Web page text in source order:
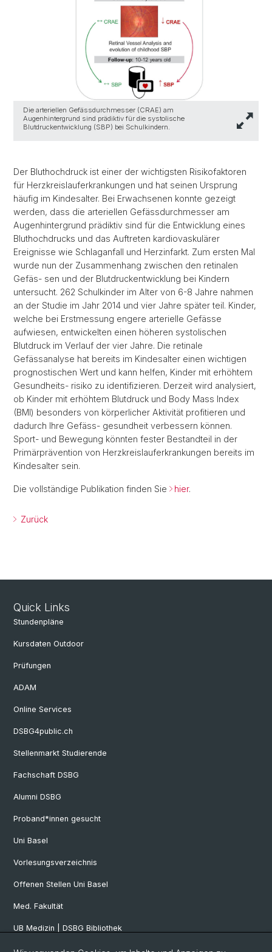
Die arteriellen Gefässdurchmesser (CRAE) am
Augenhintergrund sind prädiktiv für die systolische
Blutdruckentwicklung (SBP) bei Schulkindern.
Der Bluthochdruck ist einer der wichtigsten Risikofaktoren
für Herzkreislauferkrankungen und hat seinen Ursprung
häufig im Kindesalter. Bei Erwachsenen konnte gezeigt
werden, dass die arteriellen Gefässdurchmesser am
Augenhintergrund prädiktiv sind für die Entwicklung eines
Bluthochdrucks und das Auftreten kardiovaskulärer
Ereignisse wie Schlaganfall und Herzinfarkt. Zum ersten Mal
wurde nun der Zusammenhang zwischen den retinalen
Gefäs- sen und der Blutdruckentwicklung bei Kindern
untersucht. 262 Schulkinder im Alter von 6-8 Jahre nahmen
an der Studie im Jahr 2014 und vier Jahre später teil. Kinder,
welche bei Erstmessung engere arterielle Gefässe
aufwiesen, entwickelten einen höheren systolischen
Blutdruck im Verlauf der vier Jahre. Die retinale
Gefässanalyse hat bereits im Kindesalter einen wichtigen
prognostischen Wert und kann helfen, Kinder mit erhöhtem
Gesundheits- risiko zu identifizieren. Derzeit wird analysiert,
ob Kinder mit erhöhtem Blutdruck und Body Mass Index
(BMI) besonders von körperlicher Aktivität profitieren und
dadurch Ihre Gefäss- gesundheit verbessern können.
Sport- und Bewegung könnten fester Bestandteil in der
Primärprävention von Herzkreislauferkrankungen bereits im
Kindesalter sein.
Die vollständige Publikation finden Sie hier.
Zurück
Quick Links
Stundenpläne
Kursdaten Outdoor
Prüfungen
ADAM
Online Services
DSBG4public.ch
Stellenmarkt Studierende
Fachschaft DSBG
Alumni DSBG
Proband*innen gesucht
Uni Basel
Vorlesungsverzeichnis
Offenen Stellen Uni Basel
Med. Fakultät
UB Medizin | DSBG Bibliothek